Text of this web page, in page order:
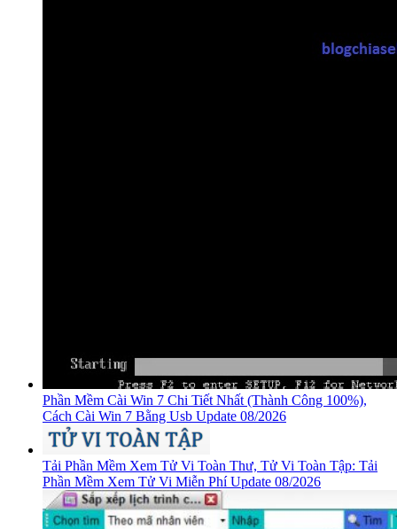
Phần Mềm Cài Win 7 Chi Tiết Nhất (Thành Công 100%),
Cách Cài Win 7 Bằng Usb Update 08/2026
Tải Phần Mềm Xem Tử Vi Toàn Thư, Tử Vi Toàn Tập: Tải
Phần Mềm Xem Tử Vi Miễn Phí Update 08/2026